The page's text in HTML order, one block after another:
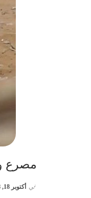
مصرع
في أكتوبر 18, 2018